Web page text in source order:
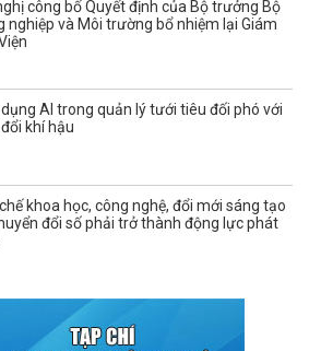
công bố Quyết định của Bộ trưởng Bộ
nghiệp và Môi trường bổ nhiệm lại Giám
AI trong quản lý tưới tiêu đối phó với
khí hậu
khoa học, công nghệ, đổi mới sáng tạo
đổi số phải trở thành động lực phát